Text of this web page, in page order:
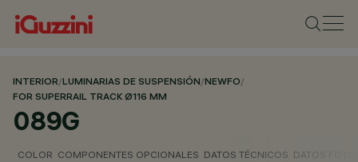
INTERIOR/LUMINARIAS DE SUSPENSIÓN/NEWFO/
FOR SUPERRAIL TRACK Ø116 MM
089G
COLOR COMPONENTES OPCIONALES DATOS TÉCNICOS DATOS